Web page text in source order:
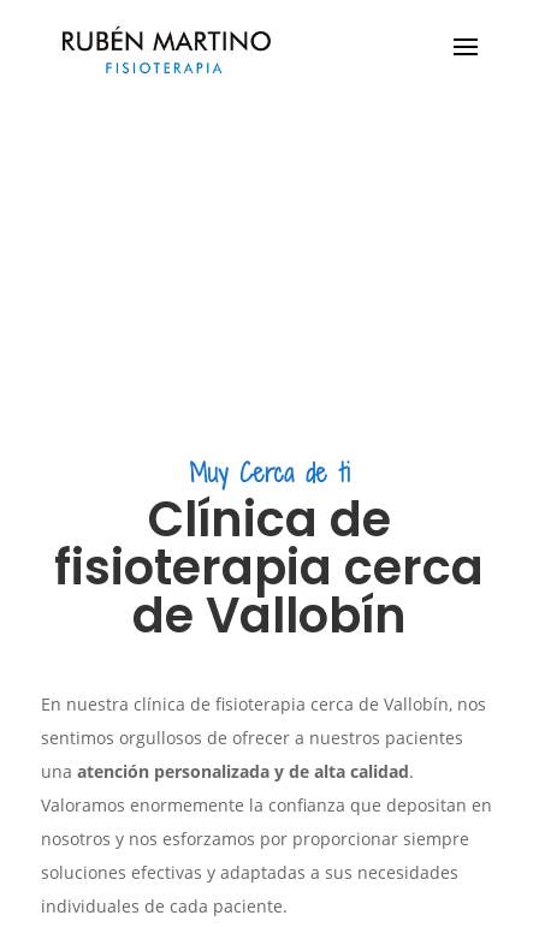
Muy Cerca de ti
Clínica de
fisioterapia cerca
de Vallobín
En nuestra clínica de fisioterapia cerca de Vallobín, nos
sentimos orgullosos de ofrecer a nuestros pacientes
una atención personalizada y de alta calidad.
Valoramos enormemente la confianza que depositan en
nosotros y nos esforzamos por proporcionar siempre
soluciones efectivas y adaptadas a sus necesidades
individuales de cada paciente.